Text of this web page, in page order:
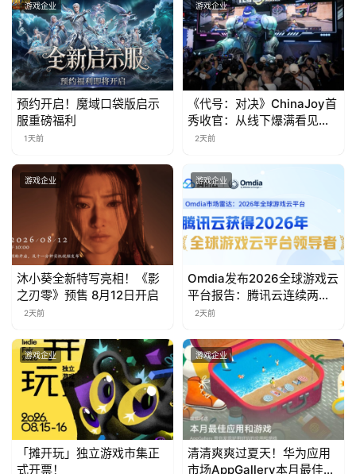
月
3
0
日
游
对
会
上
海
中
文
中
国
游戏企业
预约开启！魔域口袋版启示
服重磅福利
1天前
游戏企业
《代号：对决》ChinaJoy首
秀收官：从线下爆满看见玩
家的真实期待
2天前
游戏企业
沐小葵全新特写亮相！《影
之刃零》预售 8月12日开启
2天前
游戏企业
Omdia发布2026全球游戏云
平台报告：腾讯云连续两年
入选“领导者”象限
2天前
游戏企业
「摊开玩」独立游戏市集正
式开票！
游戏企业
清清爽爽过夏天！华为应用
市场AppGallery本月最佳上